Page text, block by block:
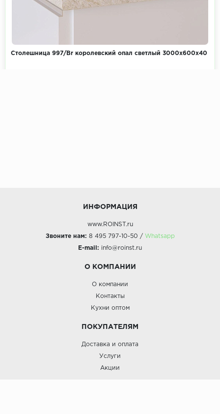
Столешница 997/Br королевский опал светлый 3000х600х40
ИНФОРМАЦИЯ
www.ROINST.ru
Звоните нам: 8 495 797-10-50 / Whatsapp
E-mail: info@roinst.ru
О КОМПАНИИ
О компании
Контакты
Кухни оптом
ПОКУПАТЕЛЯМ
Доставка и оплата
Услуги
Акции